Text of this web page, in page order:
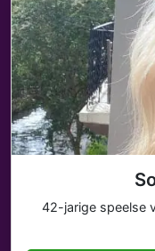
42-jarige speelse